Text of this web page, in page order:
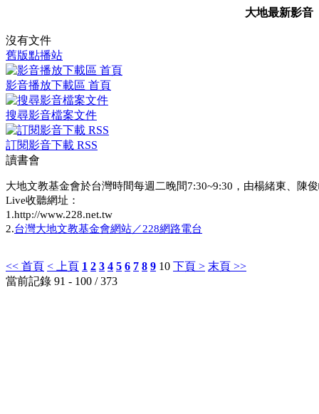
大地最新影音
沒有文件
舊版點播站
影音播放下載區 首頁
搜尋影音檔案文件
訂閱影音下載 RSS
讀書會
大地文教基金會於台灣時間每週二晚間7:30~9:30，由楊緒東、陳
Live收聽網址：
1.http://www.228.net.tw
2.台灣大地文教基金會網站／228網路電台
<< 首頁 < 上頁 1 2 3 4 5 6 7 8 9 10 下頁 > 末頁 >>
當前記錄 91 - 100 / 373